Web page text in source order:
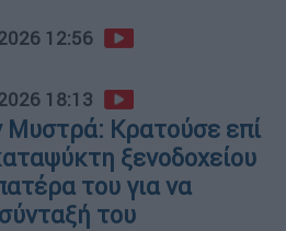
12:56
18:13
Μυστρά: Κρατούσε επί
ξενοδοχείου
του για να
του